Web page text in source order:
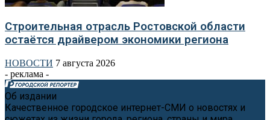
Строительная отрасль Ростовской области
остаётся драйвером экономики региона
НОВОСТИ 7 августа 2026
- реклама -
Об издании
Качественное городское интернет-СМИ о новостях и